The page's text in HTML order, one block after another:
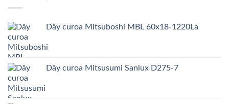
Dây curoa Mitsuboshi MBL 60x18-1220La
Dây curoa Mitsusumi Sanlux D275-7